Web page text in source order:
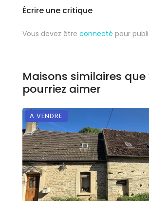
Écrire une critique
Vous devez être connecté pour
Maisons similaires que
pourriez aimer
A VENDRE